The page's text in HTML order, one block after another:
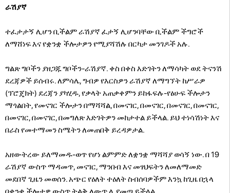
ራሽያኛ
ተፈታታኝ ሊሆን ቢችልም ራሽያኛ ፈታኝ ሊሆንባቸው ቢችልም ችግሮች
ለማሸነፍ እና የቋንቋ ችሎታዎን የሚያሻሽሉ በርካታ መንገዶች አሉ.
ግልጽ ግቦችን ያዘጋጁ ግቦችን-ራሽያኛ. ቀስ በቀስ እድገትን ለማሳካት ወደ ትናንሽ
ደረጃዎች ይሰብሩ. ለምሳሌ, ግብዎ የእርስዎን ራሽያኛ ለማግኘት ከሥራዎ
(ፕሮጄክት) ደረጃን ያካሂዱ, የቃላት አጠቃቀምን ይከፋፍሉ-የፅሁፍ ችሎታን
ማጎልበት, የመናገር ችሎታን በማሻሻል, በመናገር, በመናገር, በመናገር, በመናገር,
በመናገር, በመናገር, በመግለጽ እድገትዎን መከታተል ይችላል. ይህ ተነሳሽነት እና
በራስ የመተማመን ስሜትን ለመጠበቅ ይረዳዎታል.
አዘውትረው ይለማመዱ-ወጥ የሆነ ልምምድ ለቋንቋ ማሻሻያ ወሳኝ ነው. በ 19
ራሽያኛ ውስጥ ማዳመጥ, መናገር, ማንበብ እና መፃህፍትን ለመለማመድ
መደበኛ ጊዜን መወሰን. አጭር የዕለት ተዕለት ስብሰባዎችም እንኳ ከጊዜ በኋላ